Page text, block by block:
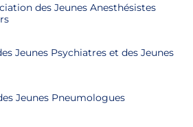
des Jeunes Anesthésistes
Jeunes Psychiatres et des Jeunes
Jeunes Pneumologues